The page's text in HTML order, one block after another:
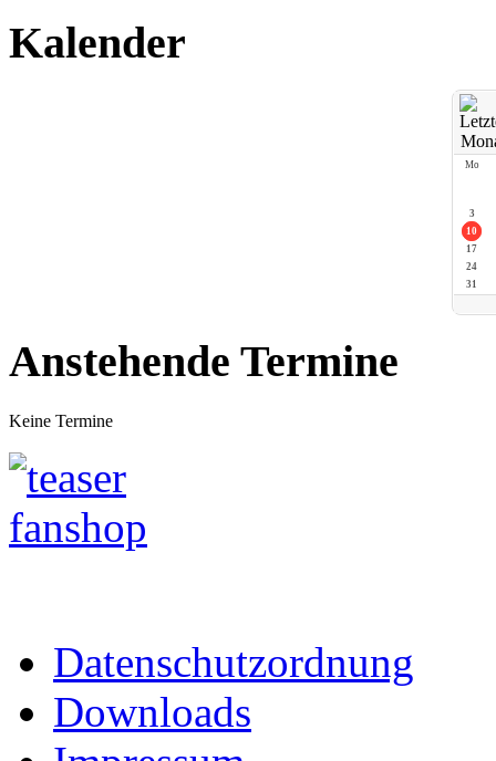
Kalender
Mo
3
10
17
24
31
Anstehende Termine
Keine Termine
Datenschutzordnung
Downloads